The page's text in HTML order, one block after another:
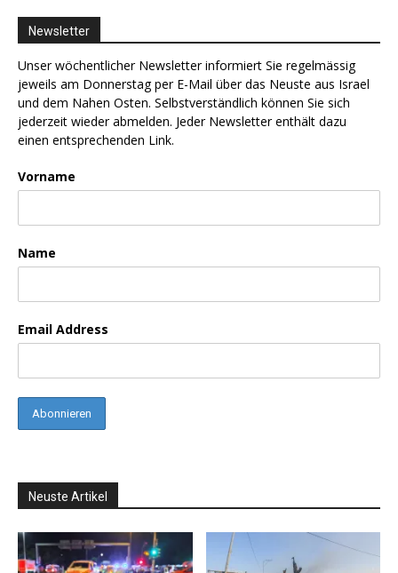
Newsletter
Unser wöchentlicher Newsletter informiert Sie regelmässig
jeweils am Donnerstag per E-Mail über das Neuste aus Israel
und dem Nahen Osten. Selbstverständlich können Sie sich
jederzeit wieder abmelden. Jeder Newsletter enthält dazu
einen entsprechenden Link.
Vorname
Name
Email Address
Neuste Artikel